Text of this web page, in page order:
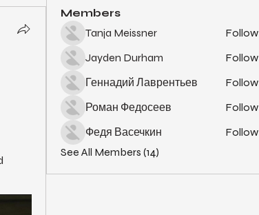
Members
Tanja Meissner
Follow
Jayden Durham
Follow
Геннадий Лаврентьев
Follow
Роман Федосеев
Follow
Федя Васечкин
Follow
See All Members (14)